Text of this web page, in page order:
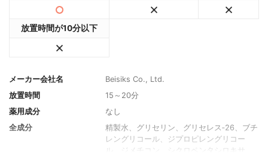
放置時間が10分以下
メーカー会社名
Beisiks Co., Ltd.
放置時間
15～20分
薬用成分
なし
全成分
精製水、グリセリン、グリセレス‐26、ブチ
レングリコール、ジプロピレングリコー
ル、ジメチコン、シクロペンタシロキサ